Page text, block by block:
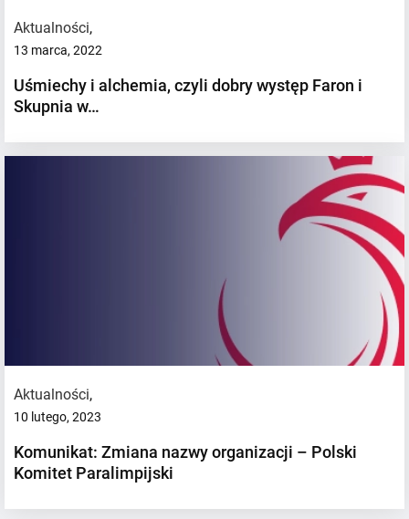
Aktualności,
13 marca, 2022
Uśmiechy i alchemia, czyli dobry występ Faron i
Skupnia w…
Aktualności,
10 lutego, 2023
Komunikat: Zmiana nazwy organizacji – Polski
Komitet Paralimpijski